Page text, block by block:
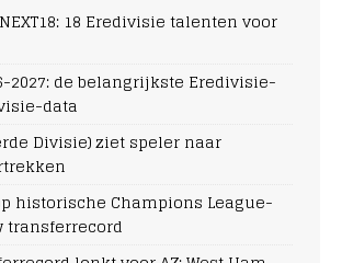
18 Eredivisie talenten voor
2027: de belangrijkste Eredivisie-
data
Divisie) ziet speler naar
historische Champions League-
transferrecord